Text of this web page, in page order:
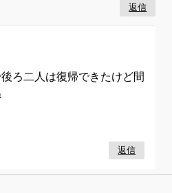
返信
ろ二人は復帰できたけど間
返信